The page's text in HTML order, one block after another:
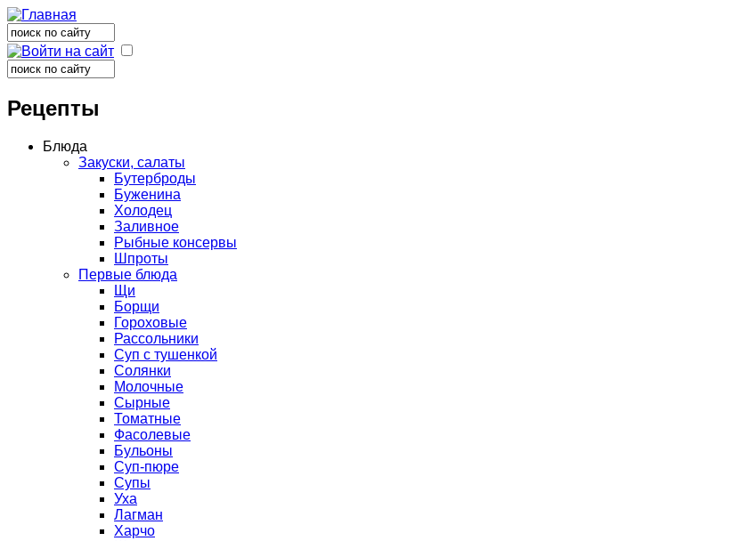
Форма поиска
Поиск
Поиск
Рецепты
Блюда
Закуски, салаты
Бутерброды
Буженина
Холодец
Заливное
Рыбные консервы
Шпроты
Первые блюда
Щи
Борщи
Гороховые
Рассольники
Суп с тушенкой
Солянки
Молочные
Сырные
Томатные
Фасолевые
Бульоны
Суп-пюре
Супы
Уха
Лагман
Харчо